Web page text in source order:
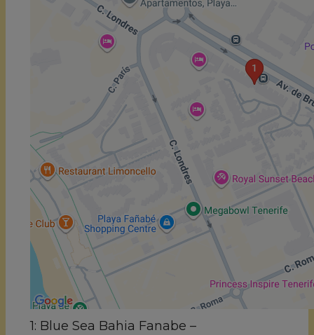
1: Blue Sea Bahia Fanabe –